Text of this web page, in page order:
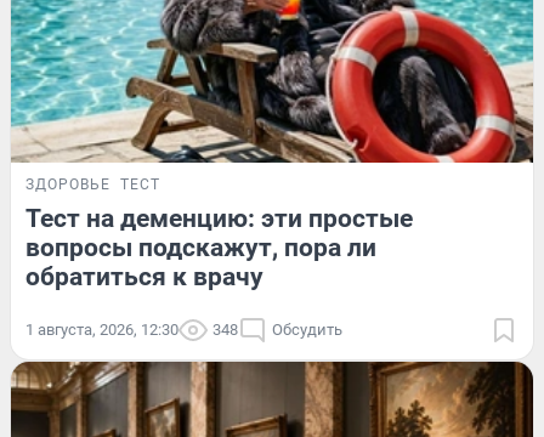
ЗДОРОВЬЕ ТЕСТ
Тест на деменцию: эти простые
вопросы подскажут, пора ли
обратиться к врачу
1 августа, 2026, 12:30 348 Обсудить